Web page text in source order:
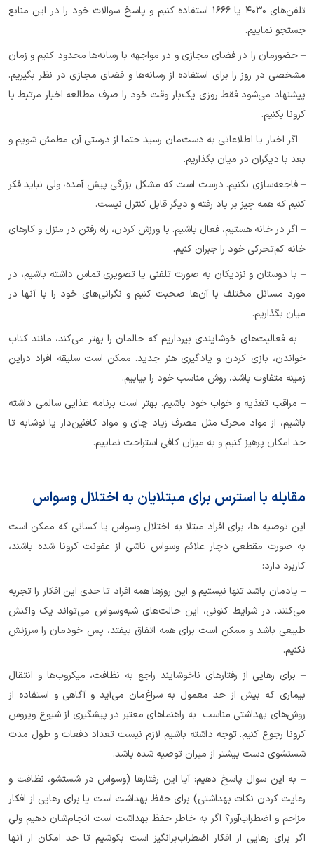
تلفن‌های ۴۰۳۰ یا ۱۶۶۶ استفاده کنیم و پاسخ سوالات خود را در این منابع
جستجو نماییم.
– حضورمان را در فضای مجازی و در مواجهه با رسانه‌ها محدود کنیم و زمان
مشخصی در روز را برای استفاده از رسانه‌ها و فضای مجازی در نظر بگیریم.
پیشنهاد می‌شود فقط روزی یک‌بار وقت خود را صرف مطالعه اخبار مرتبط با
کرونا بکنیم.
– اگر اخبار یا اطلاعاتی به دست‌مان رسید حتما از درستی آن مطمئن شویم و
بعد با دیگران در میان بگذاریم.
– فاجعه‌سازی نکنیم. درست است که مشکل بزرگی پیش آمده، ولی نباید فکر
کنیم که همه چیز بر باد رفته و دیگر قابل کنترل نیست.
– اگر در خانه هستیم، فعال باشیم. با ورزش کردن، راه رفتن در منزل و کارهای
خانه کم‌تحرکی خود را جبران کنیم.
– با دوستان و نزدیکان به صورت تلفنی یا تصویری تماس داشته باشیم، در
مورد مسائل مختلف با آن‌ها صحبت کنیم و نگرانی‌های خود را با آنها در
میان بگذاریم.
– به فعالیت‌های خوشایندی بپردازیم که حالمان را بهتر می‌کند، مانند کتاب
خواندن، بازی کردن و یادگیری هنر جدید. ممکن است سلیقه افراد دراین
زمینه متفاوت باشد، روش مناسب خود را بیابیم.
– مراقب تغذیه و خواب خود باشیم. بهتر است برنامه غذایی سالمی داشته
باشیم، از مواد محرک مثل مصرف زیاد چای و مواد کافئین‌دار یا نوشابه تا
حد امکان پرهیز کنیم و به میزان کافی استراحت نماییم.
مقابله با استرس برای مبتلایان به اختلال وسواس
این توصیه ها، برای افراد مبتلا به اختلال وسواس یا کسانی که ممکن است
به صورت مقطعی دچار علائم وسواس ناشی از عفونت کرونا شده باشند،
کاربرد دارد:
– یادمان باشد تنها نیستیم و این روزها همه افراد تا حدی این افکار را تجربه
می‌کنند. در شرایط کنونی، این حالت‌های شبه‌وسواس می‌تواند یک واکنش
طبیعی باشد و ممکن است برای همه اتفاق بیفتد، پس خودمان را سرزنش
نکنیم.
– برای رهایی از رفتارهای ناخوشایند راجع به نظافت، میکروب‌ها و انتقال
بیماری که بیش از حد معمول به سراغ‌مان می‌آید و آگاهی و استفاده از
روش‌های بهداشتی مناسب به راهنماهای معتبر در پیشگیری از شیوع ویروس
کرونا رجوع کنیم. توجه داشته باشیم لازم نیست تعداد دفعات و طول مدت
شستشوی دست بیشتر از میزان توصیه شده باشد.
– به این سوال پاسخ دهیم: آیا این رفتارها (وسواس در شستشو، نظافت و
رعایت کردن نکات بهداشتی) برای حفظ بهداشت است یا برای رهایی از افکار
مزاحم و اضطراب‌آور؟ اگر به خاطر حفظ بهداشت است انجام‌شان دهیم ولی
اگر برای رهایی از افکار اضطراب‌برانگیز است بکوشیم تا حد امکان از آنها